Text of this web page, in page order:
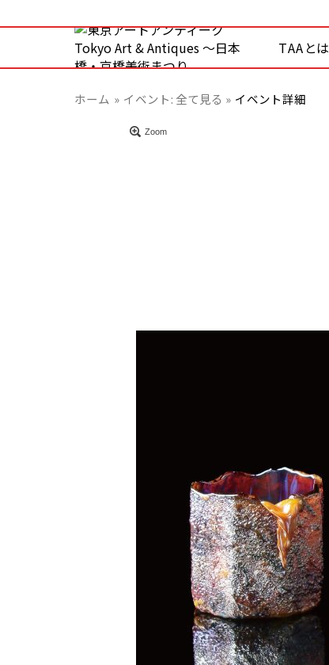
TAAとは
ホーム イベント: 全て見る » イベント詳細
Zoom